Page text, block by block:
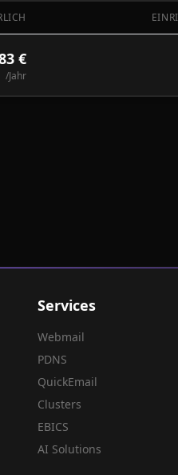
€
/Jahr
Services
Webmail
PDNS
QuickEmail
Clusters
EBICS
AI Solutions